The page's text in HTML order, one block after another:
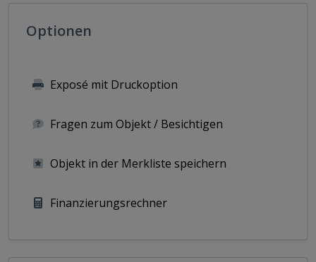
Optionen
Exposé mit Druckoption
Fragen zum Objekt / Besichtigen
Objekt in der Merkliste speichern
Finanzierungsrechner